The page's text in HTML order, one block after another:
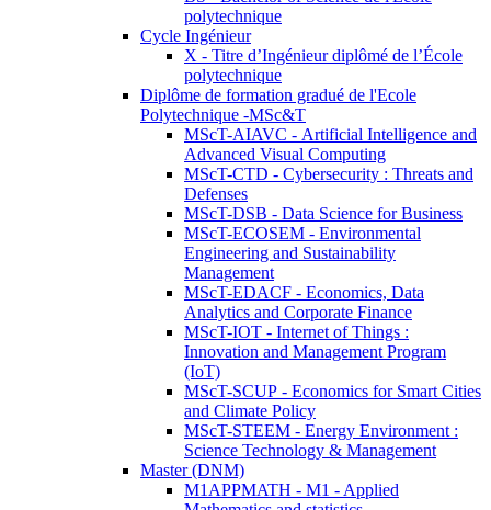
polytechnique
Cycle Ingénieur
X - Titre d’Ingénieur diplômé de l’École
polytechnique
Diplôme de formation gradué de l'Ecole
Polytechnique -MSc&T
MScT-AIAVC - Artificial Intelligence and
Advanced Visual Computing
MScT-CTD - Cybersecurity : Threats and
Defenses
MScT-DSB - Data Science for Business
MScT-ECOSEM - Environmental
Engineering and Sustainability
Management
MScT-EDACF - Economics, Data
Analytics and Corporate Finance
MScT-IOT - Internet of Things :
Innovation and Management Program
(IoT)
MScT-SCUP - Economics for Smart Cities
and Climate Policy
MScT-STEEM - Energy Environment :
Science Technology & Management
Master (DNM)
M1APPMATH - M1 - Applied